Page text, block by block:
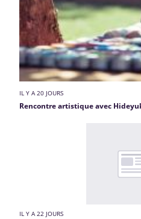
IL Y A 20 JOURS
Rencontre artistique avec
IL Y A 22 JOURS